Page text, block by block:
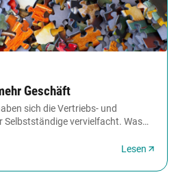
Geschäft
sich die Vertriebs- und
vervielfacht. Was
Lesen